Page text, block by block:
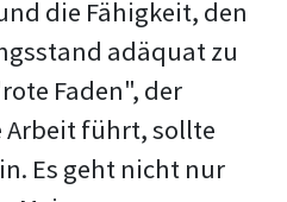
die Fähigkeit, den
adäquat zu
Faden", der
Arbeit führt, sollte
Es geht nicht nur